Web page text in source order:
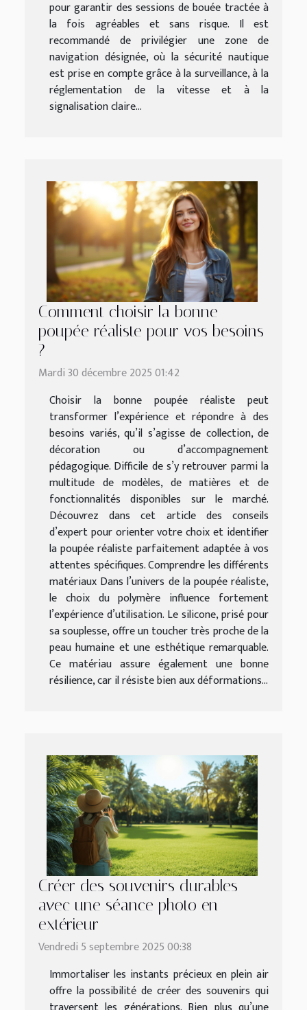
pour garantir des sessions de bouée tractée à
la fois agréables et sans risque. Il est
recommandé de privilégier une zone de
navigation désignée, où la sécurité nautique
est prise en compte grâce à la surveillance, à la
réglementation de la vitesse et à la
signalisation claire...
Comment choisir la bonne
poupée réaliste pour vos besoins
?
Mardi 30 décembre 2025 01:42
Choisir la bonne poupée réaliste peut
transformer l’expérience et répondre à des
besoins variés, qu’il s’agisse de collection, de
décoration ou d’accompagnement
pédagogique. Difficile de s’y retrouver parmi la
multitude de modèles, de matières et de
fonctionnalités disponibles sur le marché.
Découvrez dans cet article des conseils
d’expert pour orienter votre choix et identifier
la poupée réaliste parfaitement adaptée à vos
attentes spécifiques. Comprendre les différents
matériaux Dans l’univers de la poupée réaliste,
le choix du polymère influence fortement
l’expérience d’utilisation. Le silicone, prisé pour
sa souplesse, offre un toucher très proche de la
peau humaine et une esthétique remarquable.
Ce matériau assure également une bonne
résilience, car il résiste bien aux déformations...
Créer des souvenirs durables
avec une séance photo en
extérieur
Vendredi 5 septembre 2025 00:38
Immortaliser les instants précieux en plein air
offre la possibilité de créer des souvenirs qui